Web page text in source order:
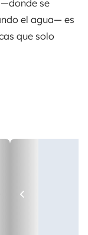
se
el agua— es
que solo